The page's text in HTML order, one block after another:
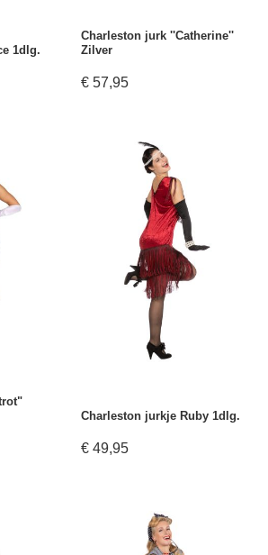
1dlg.
Charleston jurk ''Catherine''
Zilver
€ 57,95
Charleston jurkje Ruby 1dlg.
€ 49,95